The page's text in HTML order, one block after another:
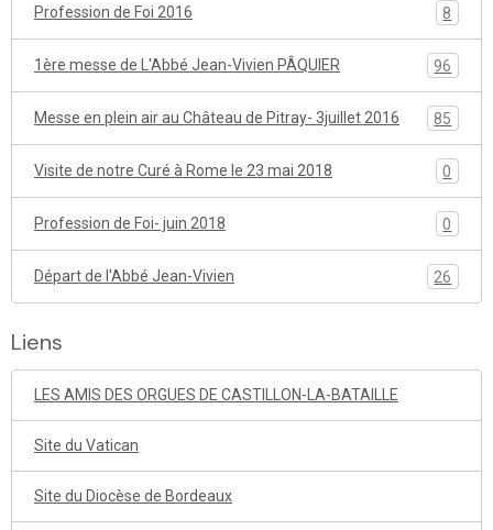
Profession de Foi 2016 8
1ère messe de L'Abbé Jean-Vivien PÂQUIER 96
Messe en plein air au Château de Pitray- 3juillet 2016 85
Visite de notre Curé à Rome le 23 mai 2018 0
Profession de Foi- juin 2018 0
Départ de l'Abbé Jean-Vivien 26
Liens
LES AMIS DES ORGUES DE CASTILLON-LA-BATAILLE
Site du Vatican
Site du Diocèse de Bordeaux